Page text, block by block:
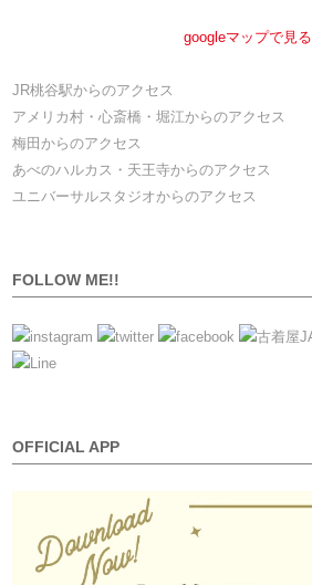
googleマップで見る
JR桃谷駅からのアクセス
アメリカ村・心斎橋・堀江からのアクセス
梅田からのアクセス
あべのハルカス・天王寺からのアクセス
ユニバーサルスタジオからのアクセス
FOLLOW ME!!
OFFICIAL APP